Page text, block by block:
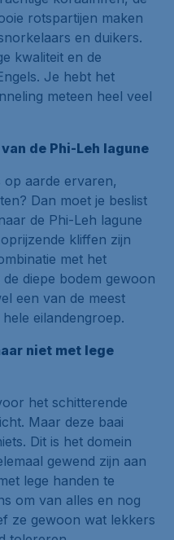
rotspartijen maken
en duikers.
kwaliteit en de
Je hebt het
meteen heel veel
de Phi-Leh lagune
op aarde ervaren,
Dan moet je beslist
de Phi-Leh lagune
kliffen zijn
met het
diepe bodem gewoon
een van de meest
eilandengroep.
niet met lege
het schitterende
Maar deze baai
Dit is het domein
gewend zijn aan
lege handen te
om van alles en nog
ze gewoon wat lekkers